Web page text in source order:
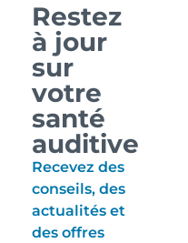
Restez
à jour
sur
votre
santé
auditive
Recevez des
conseils, des
actualités et
des offres